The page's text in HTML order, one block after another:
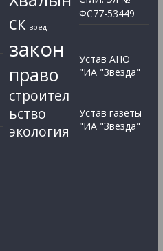
ск вред
закон
право
строител
ьство
экология
ФС77-53449
Устав АНО
"ИА "Звезда"
Устав газеты
"ИА "Звезда"